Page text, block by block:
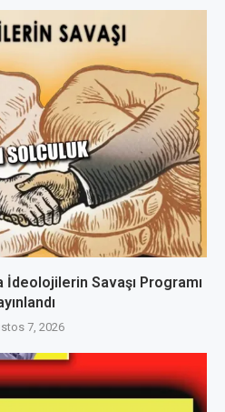
İdeolojilerin Savaşı Programı
7, 2026